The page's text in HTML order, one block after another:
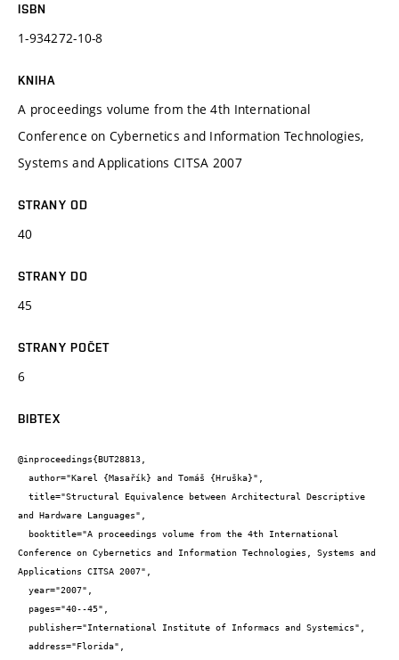
ISBN
1-934272-10-8
KNIHA
A proceedings volume from the 4th International
Conference on Cybernetics and Information Technologies,
Systems and Applications CITSA 2007
STRANY OD
40
STRANY DO
45
STRANY POČET
6
BIBTEX
@inproceedings{BUT28813,
and Hardware Languages",
Conference on Cybernetics and Information Technologies, Systems and
Applications CITSA 2007",